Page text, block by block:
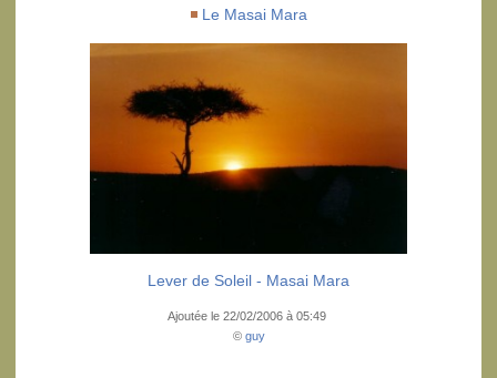
Le Masai Mara
Lever de Soleil - Masai Mara
Ajoutée le 22/02/2006 à 05:49
© guy